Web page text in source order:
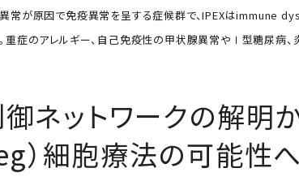
異常が原因で免疫異常を呈する症候群で、IPEXはimmune
症のアレルギー、自己免疫性の甲状腺異常やⅠ型糖尿病、
ネットワークの解明
）細胞療法の可能性へ